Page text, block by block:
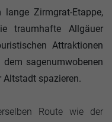
Zirmgrat-Etappe,
traumhafte Allgäuer
Attraktionen
dem sagenumwobenen
Altstadt spazieren.
Route wie der